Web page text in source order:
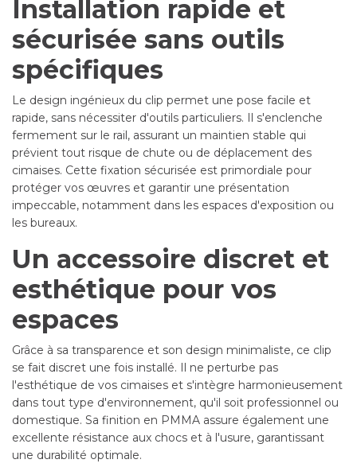
Installation rapide et
sécurisée sans outils
spécifiques
Le design ingénieux du clip permet une pose facile et
rapide, sans nécessiter d'outils particuliers. Il s'enclenche
fermement sur le rail, assurant un maintien stable qui
prévient tout risque de chute ou de déplacement des
cimaises. Cette fixation sécurisée est primordiale pour
protéger vos œuvres et garantir une présentation
impeccable, notamment dans les espaces d'exposition ou
les bureaux.
Un accessoire discret et
esthétique pour vos
espaces
Grâce à sa transparence et son design minimaliste, ce clip
se fait discret une fois installé. Il ne perturbe pas
l'esthétique de vos cimaises et s'intègre harmonieusement
dans tout type d'environnement, qu'il soit professionnel ou
domestique. Sa finition en PMMA assure également une
excellente résistance aux chocs et à l'usure, garantissant
une durabilité optimale.